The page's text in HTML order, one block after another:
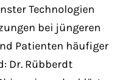
consectetuer
dolor. Aenean
Technologien
bei jüngeren
Patienten häufiger
Dr. Rübberdt